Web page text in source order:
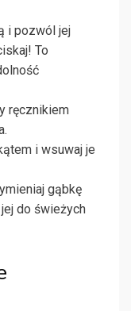
i pozwól jej
To
ręcznikiem
i wsuwaj je
gąbkę
do świeżych